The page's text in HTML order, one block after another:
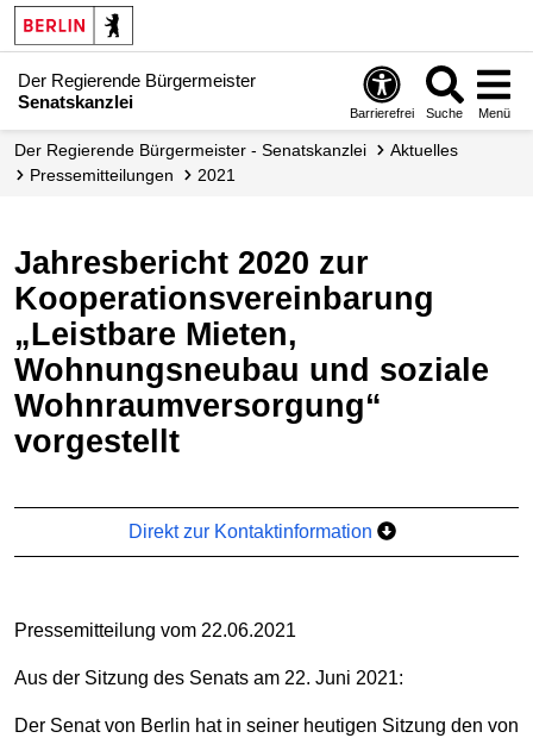
Der Regierende Bürgermeister
Senatskanzlei
Barrierefrei Suche Menü
Der Regierende Bürgermeister - Senatskanzlei
Aktuelles
Presse­mitteilungen
2021
Jahresbericht 2020 zur
Kooperationsvereinbarung
„Leistbare Mieten,
Wohnungsneubau und soziale
Wohnraumversorgung“
vorgestellt
Direkt zur Kontaktinformation
Pressemitteilung vom 22.06.2021
Aus der Sitzung des Senats am 22. Juni 2021:
Der Senat von Berlin hat in seiner heutigen Sitzung den von